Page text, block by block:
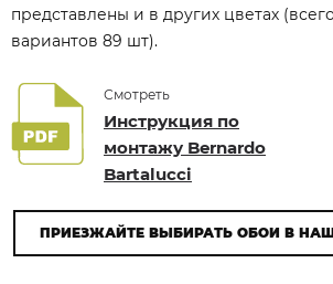
представлены и в других цветах
вариантов 89 шт).
Смотреть
Инструкция по
монтажу Bernardo
Bartalucci
ПРИЕЗЖАЙТЕ ВЫБИРАТЬ ОБОИ В